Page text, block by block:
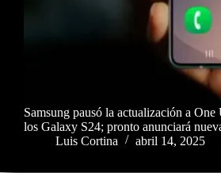
Samsung pausó la actualización a
los Galaxy S24; pronto anunciará
Luis Cortina
abril 14, 2025